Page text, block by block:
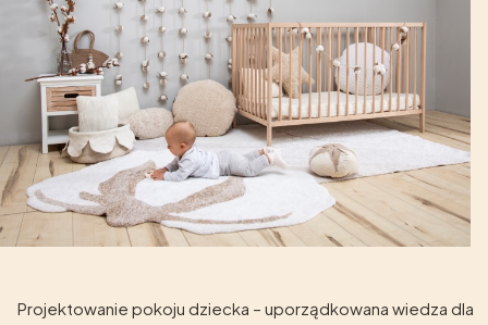
Projektowanie pokoju dziecka – uporządkowana wiedza dla